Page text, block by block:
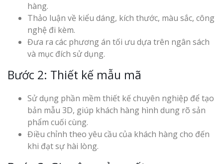
hàng.
Thảo luận về kiểu dáng, kích thước, màu sắc, công
nghệ đi kèm.
Đưa ra các phương án tối ưu dựa trên ngân sách
và mục đích sử dụng.
Bước 2: Thiết kế mẫu mã
Sử dụng phần mềm thiết kế chuyên nghiệp để tạo
bản mẫu 3D, giúp khách hàng hình dung rõ sản
phẩm cuối cùng.
Điều chỉnh theo yêu cầu của khách hàng cho đến
khi đạt sự hài lòng.